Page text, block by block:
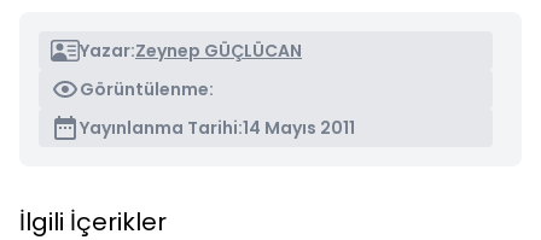
Yazar:Zeynep GÜÇLÜCAN
Görüntülenme:
Yayınlanma Tarihi:14 Mayıs 2011
İlgili İçerikler